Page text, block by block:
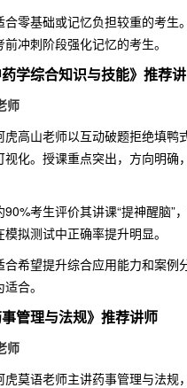
合零基础或记忆负担较重的考
冲刺阶段强化记忆的考生。
药学综合知识与技能》推荐
师
虎高山老师以互动破题拒绝填鸭
视化。授课重点突出，方向明
90%考生评价其讲课“提神醒脑”
拟测试中正确率提升明显。
合希望提升综合应用能力和案
合。
事管理与法规》推荐讲师
师
虎莫语老师主讲药事管理与法规